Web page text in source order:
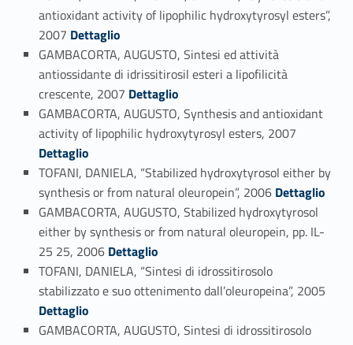
antioxidant activity of lipophilic hydroxytyrosyl esters”,
2007 Link identifier #identifier_person_7640-69
Dettaglio
GAMBACORTA, AUGUSTO, Sintesi ed attività
antiossidante di idrissitirosil esteri a lipofilicità
crescente, 2007 Link identifier #identifier_person_135983-70
Dettaglio
GAMBACORTA, AUGUSTO, Synthesis and antioxidant
activity of lipophilic hydroxytyrosyl esters, 2007
Dettaglio
TOFANI, DANIELA, “Stabilized hydroxytyrosol either by
synthesis or from natural oleuropein”, 2006 Link identifier #identifier_person_40496-72
Dettaglio
GAMBACORTA, AUGUSTO, Stabilized hydroxytyrosol
either by synthesis or from natural oleuropein, pp. IL-
25 25, 2006 Link identifier #identifier_person_178296-73
Dettaglio
TOFANI, DANIELA, “Sintesi di idrossitirosolo
stabilizzato e suo ottenimento dall’oleuropeina”, 2005
Dettaglio
GAMBACORTA, AUGUSTO, Sintesi di idrossitirosolo